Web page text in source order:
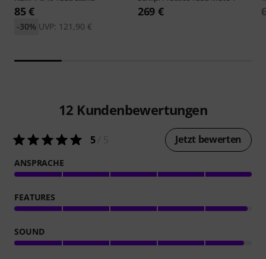
85 €
UVP: 121,90 €
-30%
269 €
12 Kundenbewertungen
5/ 5 Jetzt bewerten
ANSPRACHE
FEATURES
SOUND